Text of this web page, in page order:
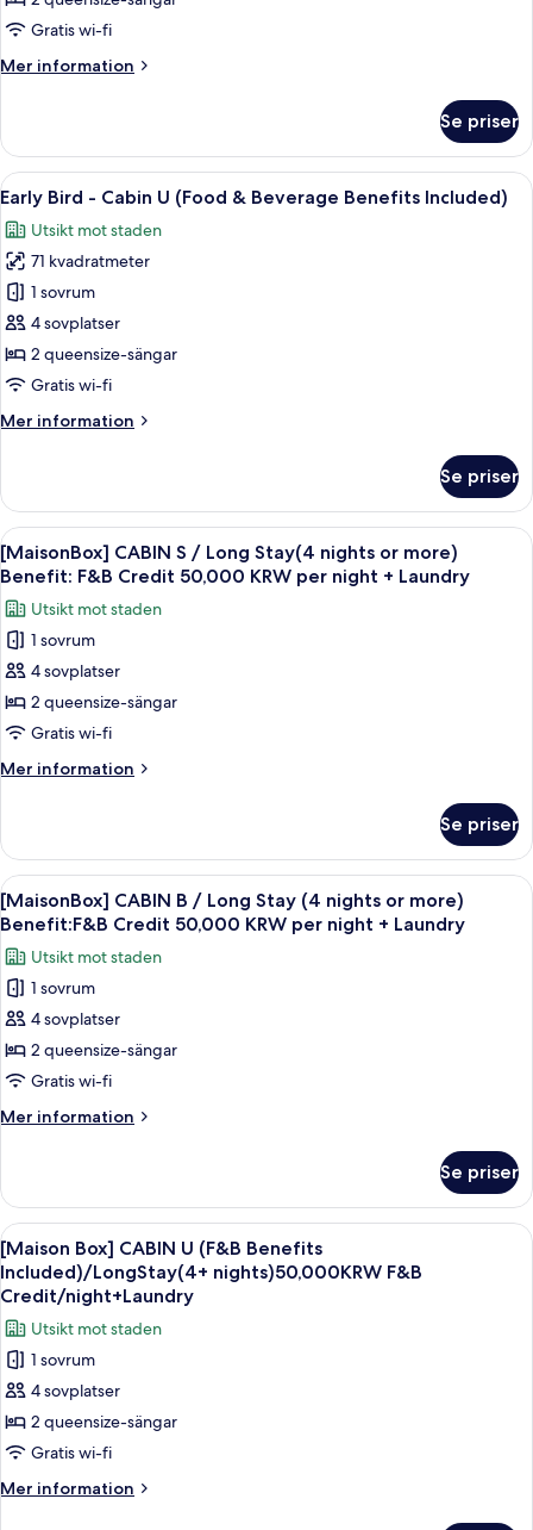
CabinGratis wi-fi
Mer information
Mer
Bird
Cabin
Se priser
Öppna
alla
foton
för
Early
Bird
-
Cabin
(Food
Benefits
Included)
1 sovrum, duntäcken, minibar och
8
Early Bird - Cabin U (Food & Beverage Benefits Included)
Utsikt mot staden
71 kvadratmeter
1 sovrum
4 sovplatser
2 queensize-sängar
Gratis wi-fi
Mer information
Mer
Bird
Cabin
U
&
Beverage
Benefits
Included)
Se priser
Öppna
alla
foton
för
[MaisonBox]
CABIN
S
/
Long
Stay(4
or
more)
Benefit:
F&B
Credit
50,000
KRW
per
night
+
Laundry
1 sovrum, duntäcken, minibar och
7
[MaisonBox] CABIN S / Long Stay(4 nights or more)
Benefit: F&B Credit 50,000 KRW per night + Laundry
Utsikt mot staden
1 sovrum
4 sovplatser
2 queensize-sängar
Gratis wi-fi
Mer information
Mer
CABIN
/
Long
nights
or
more)
Benefit:
F&B
50,000
KRW
per
Laundry
Se priser
Öppna
alla
foton
för
[MaisonBox]
CABIN
B
/
Long
Stay
nights
or
more)
Benefit:F&B
Credit
50,000
KRW
per
night
+
Laundry
1 sovrum, duntäcken, minibar och
8
[MaisonBox] CABIN B / Long Stay (4 nights or more)
Benefit:F&B Credit 50,000 KRW per night + Laundry
Utsikt mot staden
1 sovrum
4 sovplatser
2 queensize-sängar
Gratis wi-fi
Mer information
Mer
CABIN
B
/
Long
Stay
(4
nights
or
more)
Benefit:F&B
Credit
50,000
KRW
per
night
Se priser
Öppna
alla
foton
för
[Maison
Box]
CABIN
U
(F&B
Benefits
1 sovrum, duntäcken, minibar och
8
[Maison Box] CABIN U (F&B Benefits
Included)/LongStay(4+ nights)50,000KRW F&B
Credit/night+Laundry
Utsikt mot staden
1 sovrum
4 sovplatser
2 queensize-sängar
Gratis wi-fi
Mer information
Mer